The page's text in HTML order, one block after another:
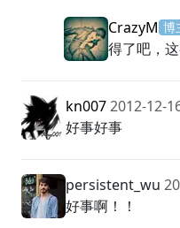
CrazyM 博
得了吧，
kn0072012-12-
好事好事
persistent_wu
好事啊！！